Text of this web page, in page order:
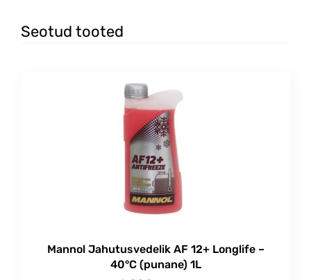
Seotud tooted
Mannol Jahutusvedelik AF 12+ Longlife –
40°C (punane) 1L